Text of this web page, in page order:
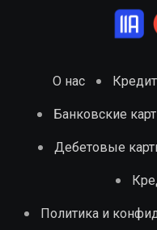
О нас
Банковские
Дебетовые
Политика и